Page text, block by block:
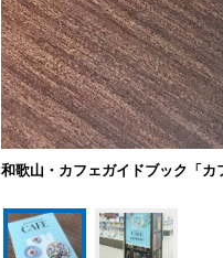
和歌山・カフェガイドブック「